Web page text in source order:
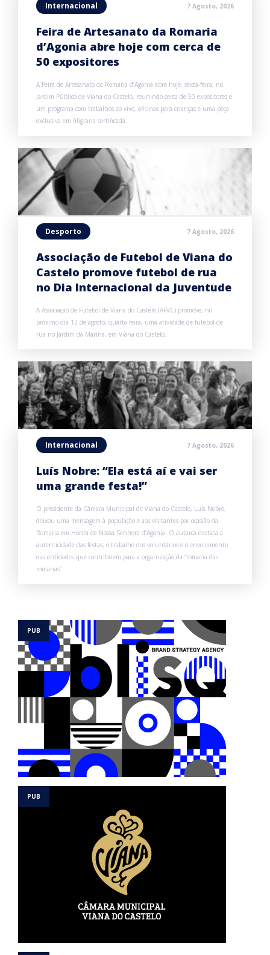
Internacional 7 Agosto, 2026
Feira de Artesanato da Romaria
d’Agonia abre hoje com cerca de
50 expositores
A Feira de Artesanato da Romaria d’Agonia abre hoje, sexta-feira, no
Jardim Público de Viana do Castelo, reunindo cerca de 50 expositores e
um programa com trabalhos ao vivo, oficinas para crianças e uma peça
exclusiva em filigrana certificada.
Desporto 7 Agosto, 2026
Associação de Futebol de Viana do
Castelo promove futebol de rua
no Dia Internacional da Juventude
A Associação de Futebol de Viana do Castelo (AFVC) promove, no
próximo dia 12 de agosto, quarta-feira, uma atividade de futebol de
rua no Jardim da Marina, em Viana do Castelo.
Internacional 7 Agosto, 2026
Luís Nobre: “Ela está aí e vai ser
uma grande festa!”
O presidente da Câmara Municipal de Viana do Castelo, Luís Nobre,
deixou uma mensagem à população e aos visitantes por ocasião da
Romaria em Honra de Nossa Senhora d’Agonia. O autarca destaca a
autenticidade das festas, o trabalho dos voluntários e o envolvimento
das entidades que contribuem para a organização da “romaria das
romarias”.